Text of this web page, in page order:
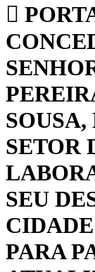
SETOR
SEU
PARA